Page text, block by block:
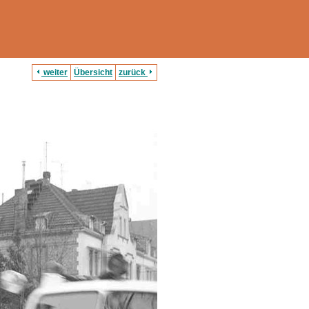
weiter Übersicht zurück